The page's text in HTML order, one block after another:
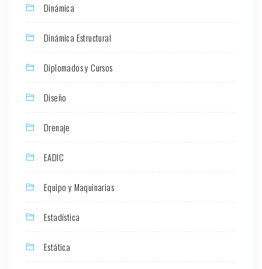
Dinámica
Dinámica Estructural
Diplomados y Cursos
Diseño
Drenaje
EADIC
Equipo y Maquinarias
Estadística
Estática